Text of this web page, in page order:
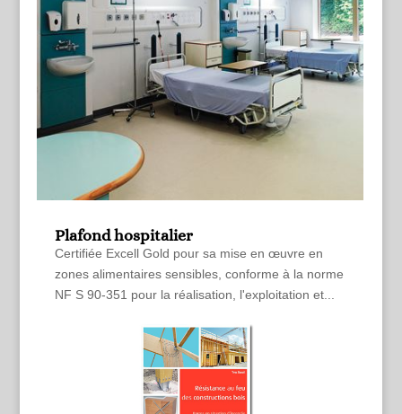
Plafond hospitalier
Certifiée Excell Gold pour sa mise en œuvre en
zones alimentaires sensibles, conforme à la norme
NF S 90-351 pour la réalisation, l'exploitation et...